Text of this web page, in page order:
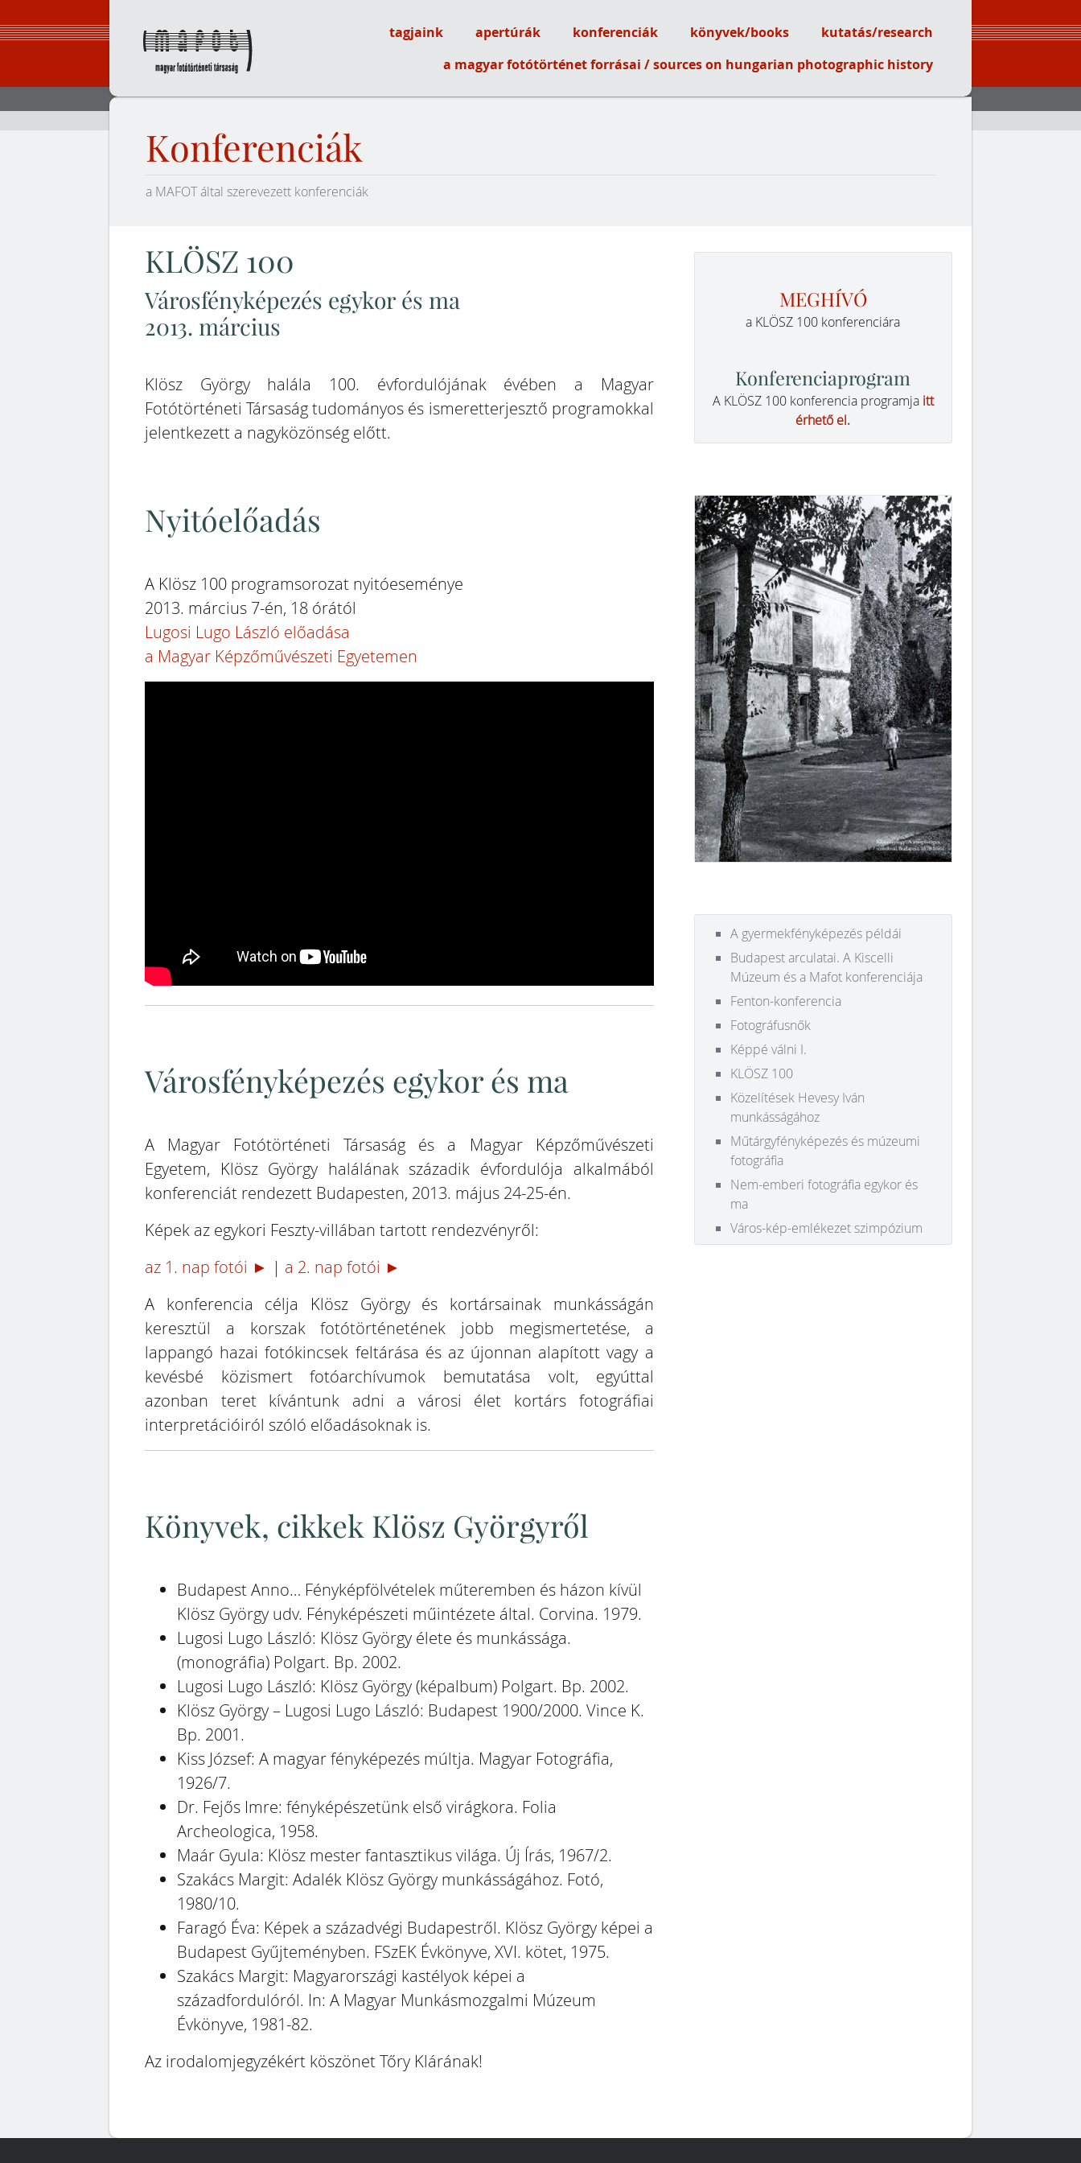
a
Magyar Fotótörténeti Társaság
tagjaink apertúrák konferenciák könyvek/books
kutatás/research
a magyar fotótörténet forrásai / sources on hungarian photographic history
Konferenciák
a MAFOT által szerevezett konferenciák
KLÖSZ 100
Városfényképezés egykor és ma
2013. március
Klösz György halála 100. évfordulójának évében a Magyar
Fotótörténeti Társaság tudományos és ismeretterjesztő programokkal
jelentkezett a nagyközönség előtt.
Nyitóelőadás
A Klösz 100 programsorozat nyitóeseménye
2013. március 7-én, 18 órától
Lugosi Lugo László előadása
a Magyar Képzőművészeti Egyetemen
Városfényképezés egykor és ma
A Magyar Fotótörténeti Társaság és a Magyar Képzőművészeti
Egyetem, Klösz György halálának századik évfordulója alkalmából
konferenciát rendezett Budapesten, 2013. május 24-25-én.
Képek az egykori Feszty-villában tartott rendezvényről:
az 1. nap fotói ► | a 2. nap fotói ►
A konferencia célja Klösz György és kortársainak munkásságán
keresztül a korszak fotótörténetének jobb megismertetése, a
lappangó hazai fotókincsek feltárása és az újonnan alapított vagy a
kevésbé közismert fotóarchívumok bemutatása volt, egyúttal
azonban teret kívántunk adni a városi élet kortárs fotográfiai
interpretációiról szóló előadásoknak is.
Könyvek, cikkek Klösz Györgyről
Budapest Anno… Fényképfölvételek műteremben és házon kívül
Klösz György udv. Fényképészeti műintézete által. Corvina. 1979.
Lugosi Lugo László: Klösz György élete és munkássága.
(monográfia) Polgart. Bp. 2002.
Lugosi Lugo László: Klösz György (képalbum) Polgart. Bp. 2002.
Klösz György – Lugosi Lugo László: Budapest 1900/2000. Vince K.
Bp. 2001.
Kiss József: A magyar fényképezés múltja. Magyar Fotográfia,
1926/7.
Dr. Fejős Imre: fényképészetünk első virágkora. Folia
Archeologica, 1958.
Maár Gyula: Klösz mester fantasztikus világa. Új Írás, 1967/2.
Szakács Margit: Adalék Klösz György munkásságához. Fotó,
1980/10.
Faragó Éva: Képek a századvégi Budapestről. Klösz György képei a
Budapest Gyűjteményben. FSzEK Évkönyve, XVI. kötet, 1975.
Szakács Margit: Magyarországi kastélyok képei a
századfordulóról. In: A Magyar Munkásmozgalmi Múzeum
Évkönyve, 1981-82.
Az irodalomjegyzékért köszönet Tőry Klárának!
MEGHÍVÓ
a KLÖSZ 100 konferenciára
Konferenciaprogram
A KLÖSZ 100 konferencia programja itt
érhető el.
A gyermekfényképezés példái
Budapest arculatai. A Kiscelli
Múzeum és a Mafot konferenciája
Fenton-konferencia
Fotográfusnők
Képpé válni I.
KLÖSZ 100
Közelítések Hevesy Iván
munkásságához
Műtárgyfényképezés és múzeumi
fotográfia
Nem-emberi fotográfia egykor és
ma
Város-kép-emlékezet szimpózium